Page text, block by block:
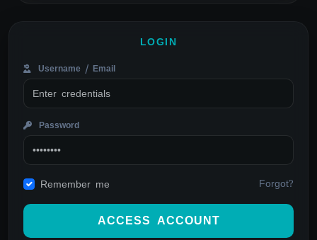
LOGIN
Username / Email
Password
Remember me Forgot?
ACCESS ACCOUNT